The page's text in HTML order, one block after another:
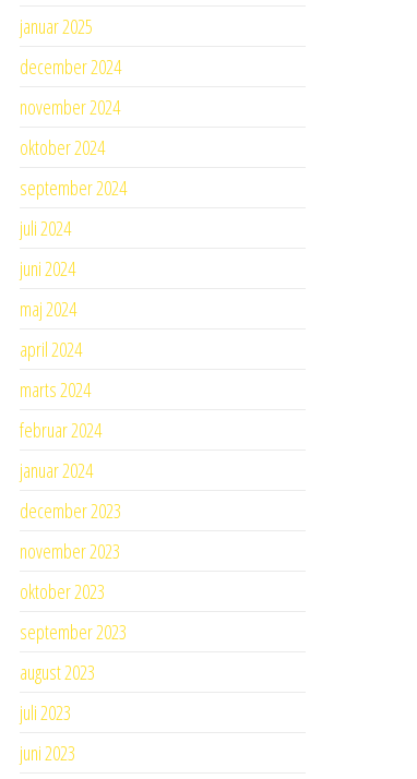
januar 2025
december 2024
november 2024
oktober 2024
september 2024
juli 2024
juni 2024
maj 2024
april 2024
marts 2024
februar 2024
januar 2024
december 2023
november 2023
oktober 2023
september 2023
august 2023
juli 2023
juni 2023